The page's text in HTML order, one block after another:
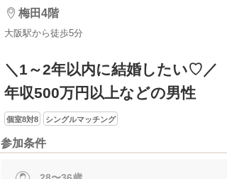
梅田4階
大阪駅から徒歩5分
＼1～2年以内に結婚したい♡／
年収500万円以上などの男性
個室8対8 シングルマッチング
参加条件